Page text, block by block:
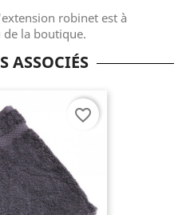
robinet est à
de la boutique.
ASSOCIÉS
favorite_border